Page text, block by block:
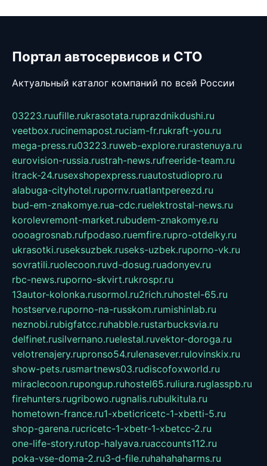
Портал автосервисов и СТО
Актуальный каталог компаний по всей России
03223.ruufille.rukrasotata.ruprazdnikdushi.ru
veetbox.rucinemapost.ruciam-fr.rukraft-you.ru
mega-press.ru03223.ruweb-explore.rurastenuya.ru
eurovision-russia.rustrah-news.rufreeride-team.ru
itrack-24.rusexshopexpress.ruautostudiopro.ru
alabuga-cityhotel.rupornv.ruatlantpereezd.ru
bud-em-znakomye.rua-cdc.ruelektrostal-news.ru
korolevremont-market.rubudem-znakomye.ru
oooagrosnab.rufpodaso.ruemfire.rupro-otdelky.ru
ukrasotki.ruseksuzbek.ruseks-uzbek.ruporno-vk.ru
sovratili.ruolecoon.ruvd-dosug.ruadonyev.ru
rbc-news.ruporno-skvirt.rukrospr.ru
13autor-kolonka.rusormol.ru2rich.ruhostel-65.ru
hostserve.ruporno-na-russkom.rumishinlab.ru
neznobi.rubigfatcc.ruhabble.rustarbucksvia.ru
delfinet.rusilvernano.ruelestal.ruvektor-doroga.ru
velotrenajery.rupronso54.rulenasever.rulovinskix.ru
show-pets.rusmartnews03.rudiscofoxworld.ru
miraclecoon.rupongup.ruhostel65.ruliura.ruglasspb.ru
firehunters.rugribowo.rugnalis.rubulkitula.ru
hometown-france.ru1-xbeticricetc-1-xbetti-5.ru
shop-garena.rucricetc-1-xbetr-1-xbetcc-2.ru
one-life-story.rutop-halyava.ruaccounts112.ru
poka-vse-doma-2.ru3-d-file.ruhahahaharms.ru